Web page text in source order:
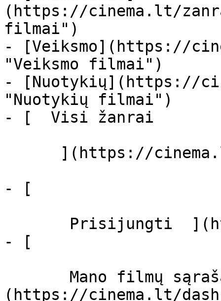
(https://cinema.lt/
filmai")
- [Veiksmo](https://
"Veiksmo filmai")
- [Nuotykių](https://
"Nuotykių filmai")
- [  Visi žanrai
- [
- [
(https://cinema.lt/